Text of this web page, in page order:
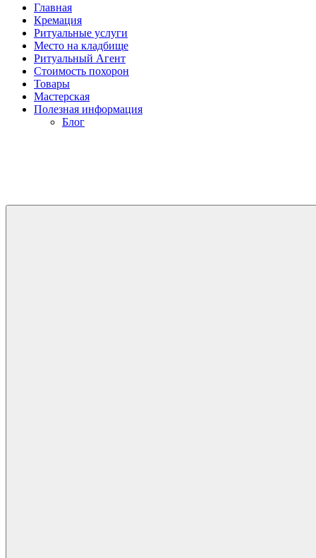
Главная
Кремация
Ритуальные услуги
Место на кладбище
Ритуальный Агент
Стоимость похорон
Товары
Мастерская
Полезная информация
Блог